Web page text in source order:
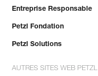
Entreprise Responsable
Petzl Fondation
Petzl Solutions
AUTRES SITES WEB PETZL